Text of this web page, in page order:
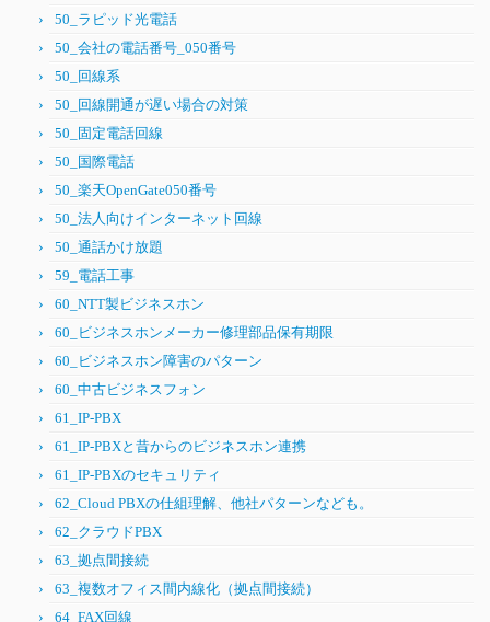
50_ラピッド光電話
50_会社の電話番号_050番号
50_回線系
50_回線開通が遅い場合の対策
50_固定電話回線
50_国際電話
50_楽天OpenGate050番号
50_法人向けインターネット回線
50_通話かけ放題
59_電話工事
60_NTT製ビジネスホン
60_ビジネスホンメーカー修理部品保有期限
60_ビジネスホン障害のパターン
60_中古ビジネスフォン
61_IP-PBX
61_IP-PBXと昔からのビジネスホン連携
61_IP-PBXのセキュリティ
62_Cloud PBXの仕組理解、他社パターンなども。
62_クラウドPBX
63_拠点間接続
63_複数オフィス間内線化（拠点間接続）
64_FAX回線